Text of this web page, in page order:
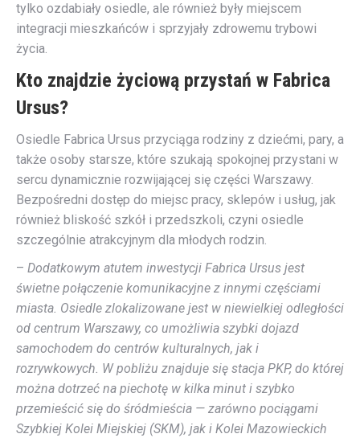
tylko ozdabiały osiedle, ale również były miejscem
integracji mieszkańców i sprzyjały zdrowemu trybowi
życia.
Kto znajdzie życiową przystań w Fabrica
Ursus?
Osiedle Fabrica Ursus przyciąga rodziny z dziećmi, pary, a
także osoby starsze, które szukają spokojnej przystani w
sercu dynamicznie rozwijającej się części Warszawy.
Bezpośredni dostęp do miejsc pracy, sklepów i usług, jak
również bliskość szkół i przedszkoli, czyni osiedle
szczególnie atrakcyjnym dla młodych rodzin.
– Dodatkowym atutem inwestycji Fabrica Ursus jest
świetne połączenie komunikacyjne z innymi częściami
miasta. Osiedle zlokalizowane jest w niewielkiej odległości
od centrum Warszawy, co umożliwia szybki dojazd
samochodem do centrów kulturalnych, jak i
rozrywkowych. W pobliżu znajduje się stacja PKP, do której
można dotrzeć na piechotę w kilka minut i szybko
przemieścić się do śródmieścia — zarówno pociągami
Szybkiej Kolei Miejskiej (SKM), jak i Kolei Mazowieckich